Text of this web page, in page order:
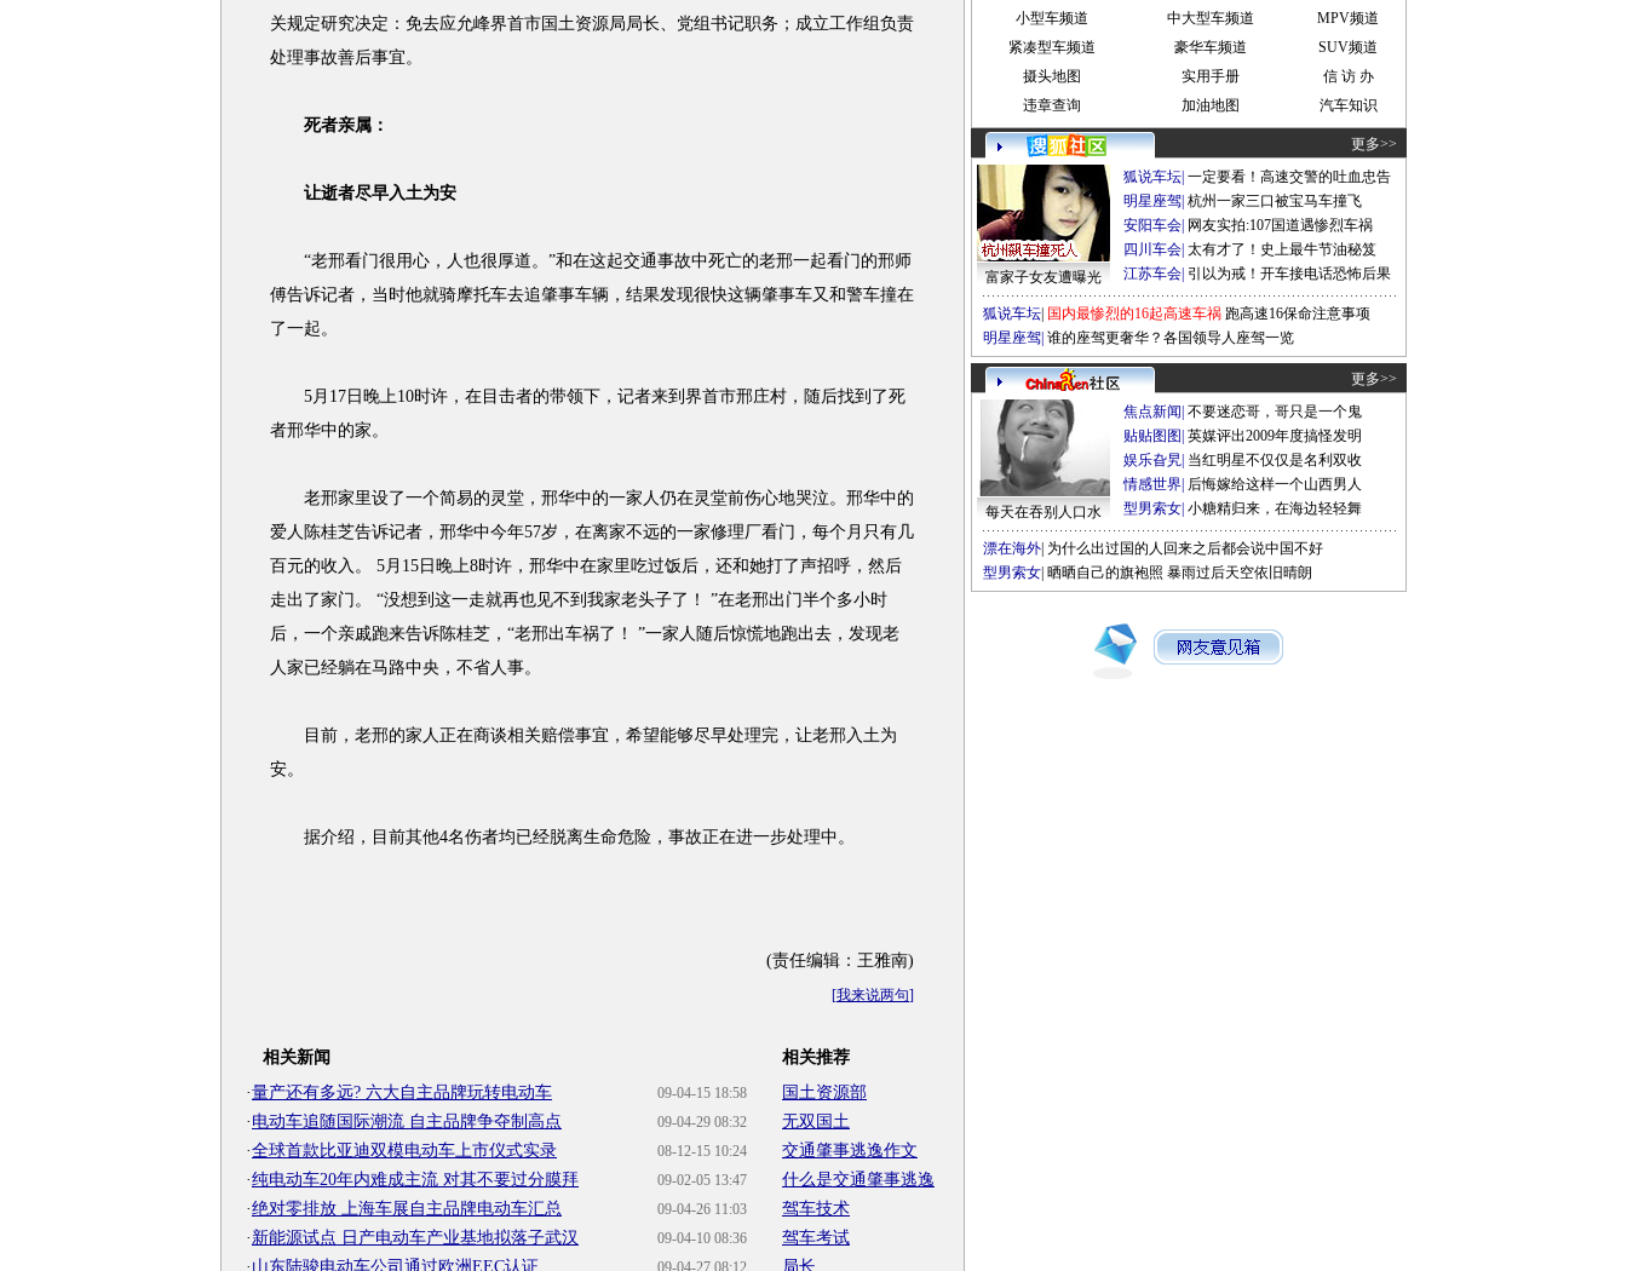
关规定研究决定：免去应允峰界首市国土资源局局长、党组书记职务；成立工作组负责
处理事故善后事宜。
死者亲属：
让逝者尽早入土为安
“老邢看门很用心，人也很厚道。”和在这起交通事故中死亡的老邢一起看门的邢师
傅告诉记者，当时他就骑摩托车去追肇事车辆，结果发现很快这辆肇事车又和警车撞在
了一起。
5月17日晚上10时许，在目击者的带领下，记者来到界首市邢庄村，随后找到了死
者邢华中的家。
老邢家里设了一个简易的灵堂，邢华中的一家人仍在灵堂前伤心地哭泣。邢华中的
爱人陈桂芝告诉记者，邢华中今年57岁，在离家不远的一家修理厂看门，每个月只有几
百元的收入。 5月15日晚上8时许，邢华中在家里吃过饭后，还和她打了声招呼，然后
走出了家门。 “没想到这一走就再也见不到我家老头子了！ ”在老邢出门半个多小时
后，一个亲戚跑来告诉陈桂芝，“老邢出车祸了！ ”一家人随后惊慌地跑出去，发现老
人家已经躺在马路中央，不省人事。
目前，老邢的家人正在商谈相关赔偿事宜，希望能够尽早处理完，让老邢入土为
安。
据介绍，目前其他4名伤者均已经脱离生命危险，事故正在进一步处理中。
(责任编辑：王雅南)
[我来说两句]
相关新闻
09-04-15 18:58
·量产还有多远? 六大自主品牌玩转电动车
09-04-29 08:32
· 电动车追随国际潮流 自主品牌争夺制高点
08-12-15 10:24
·全球首款比亚迪双模电动车上市仪式实录
09-02-05 13:47
·纯电动车20年内难成主流 对其不要过分膜拜
09-04-26 11:03
·绝对零排放 上海车展自主品牌电动车汇总
09-04-10 08:36
· 新能源试点 日产电动车产业基地拟落子武汉
09-04-27 08:12
· 山东陆骏电动车公司通过欧洲EEC认证
相关推荐
国土资源部
无双国土
交通肇事逃逸作文
什么是交通肇事逃逸
驾车技术
驾车考试
局长
小型车频道
中大型车频道
MPV频道
紧凑型车频道
豪华车频道
SUV频道
摄头地图
实用手册
信 访 办
违章查询
加油地图 汽车知识
更多>>
富家子女友遭曝光
狐说车坛 一定要看！高速交警的吐血忠告
明星座驾 杭州一家三口被宝马车撞飞
安阳车会 网友实拍:107国道遇惨烈车祸
四川车会 太有才了！史上最牛节油秘笈
江苏车会 引以为戒！开车接电话恐怖后果
狐说车坛 国内最惨烈的16起高速车祸 跑高速16保命注意事项
明星座驾 谁的座驾更奢华？各国领导人座驾一览
更多>>
每天在吞别人口水
焦点新闻 不要迷恋哥，哥只是一个鬼
贴贴图图 英媒评出2009年度搞怪发明
娱乐旮旯 当红明星不仅仅是名利双收
情感世界 后悔嫁给这样一个山西男人
型男索女 小糖精归来，在海边轻轻舞
漂在海外 为什么出过国的人回来之后都会说中国不好
型男索女 晒晒自己的旗袍照 暴雨过后天空依旧晴朗